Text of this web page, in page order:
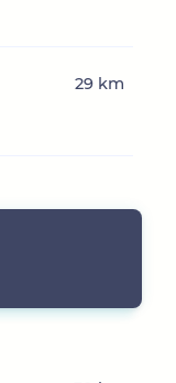
29 km